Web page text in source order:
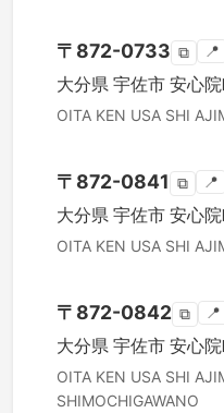
〒 872-0733 ⧉ 📍
大分県 宇佐市 安心
OITA KEN USA SHI
〒 872-0841 ⧉ 📍
大分県 宇佐市 安心
OITA KEN USA SHI
〒 872-0842 ⧉ 📍
大分県 宇佐市 安心
OITA KEN USA SHI
SHIMOCHIGAWANO